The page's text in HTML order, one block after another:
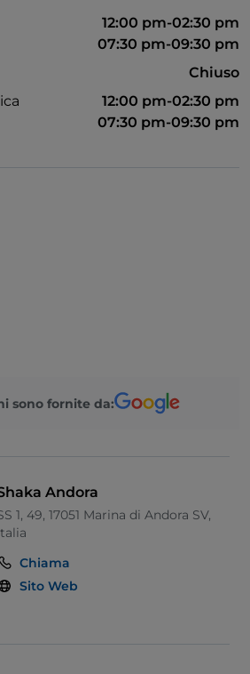
12:00 pm-02:30 pm
07:30 pm-09:30 pm
Chiuso
12:00 pm-02:30 pm
07:30 pm-09:30 pm
sono fornite da:
Andora
1, 49, 17051 Marina di Andora SV,
Chiama
Sito Web